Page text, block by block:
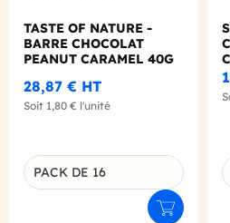
TASTE OF NATURE -
BARRE CHOCOLAT
PEANUT CARAMEL 40G
28,87 € HT
Soit 1,80 € l'unité
Déclinaison du produit
PACK DE 16
Ajouter au